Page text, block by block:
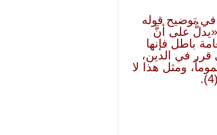
في توضيح قوله
على أنَّ
باطل فإنها
في الدين،
ومثل هذا لا
(4)
.